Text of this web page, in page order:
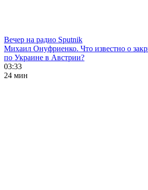
Вечер на радио Sputnik
Михаил Онуфриенко. Что известно о
по Украине в Австрии?
03:33
24 мин